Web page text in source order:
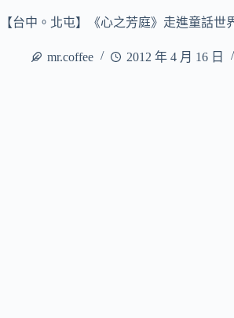
【台中。北屯】《心之芳庭》走進童話世
mr.coffee 2012 年 4 月 16 日